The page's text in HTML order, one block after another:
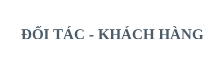
ĐỐI TÁC - KHÁCH HÀNG